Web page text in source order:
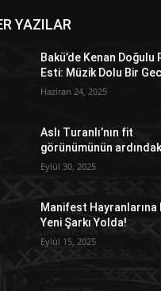
YAZILAR
Bakü’de Kenan Doğulu
Esti: Müzik Dolu Bir
Haziran 24, 2025
Aslı Turanlı’nın fit
görünümünün
Eylül 30, 2025
Manifest Hayranlarına
Yeni Şarkı Yolda!
Eylül 15, 2025